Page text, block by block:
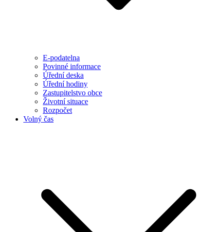
E-podatelna
Povinné informace
Úřední deska
Úřední hodiny
Zastupitelstvo obce
Životní situace
Rozpočet
Volný čas